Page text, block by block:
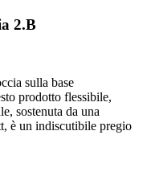
2.B
sulla base
prodotto flessibile,
sostenuta da una
è un indiscutibile pregio